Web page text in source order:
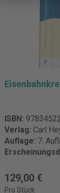
ISBN:
Verlag: Carl
Auflage: 7.
129,00 €
Pro Stück